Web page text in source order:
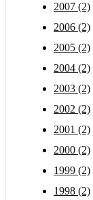
2007 (2)
2006 (2)
2005 (2)
2004 (2)
2003 (2)
2002 (2)
2001 (2)
2000 (2)
1999 (2)
1998 (2)